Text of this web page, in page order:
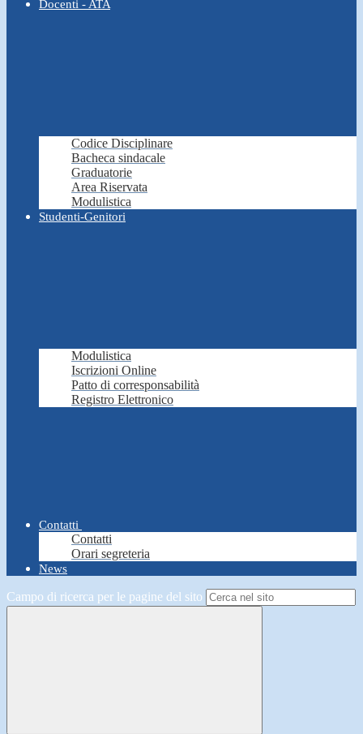
Docenti - ATA
Codice Disciplinare
Bacheca sindacale
Graduatorie
Area Riservata
Modulistica
Studenti-Genitori
Modulistica
Iscrizioni Online
Patto di corresponsabilità
Registro Elettronico
Contatti
Contatti
Orari segreteria
News
Campo di ricerca per le pagine del sito